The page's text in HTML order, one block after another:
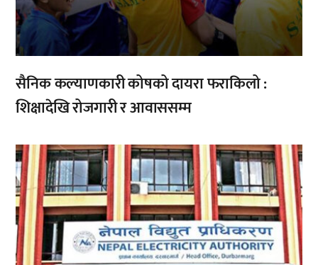
सैनिक कल्याणकारी कोषको दायरा फराकिलो :
शिक्षादेखि रोजगारी र आवाससम्म
,